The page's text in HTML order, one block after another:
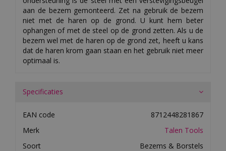
aan de bezem gemonteerd. Zet na gebruik de bezem
niet met de haren op de grond. U kunt hem beter
ophangen of met de steel op de grond zetten. Als u de
bezem wel met de haren op de grond zet, heeft u kans
dat de haren krom gaan staan en het gebruik niet meer
optimaal is.
Specificaties
EAN code
8712448281867
Merk
Talen Tools
Soort
Bezems & Borstels